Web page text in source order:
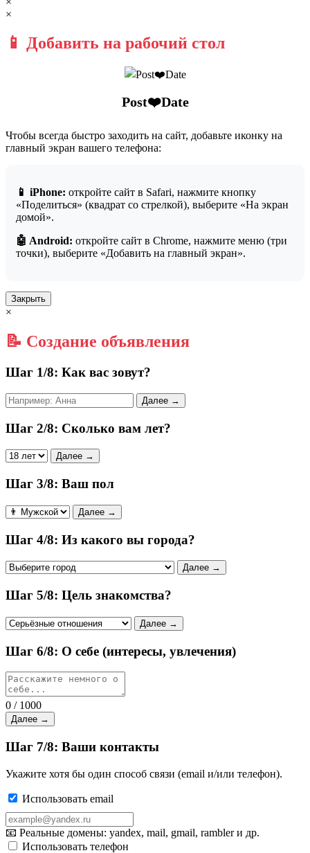
×
📱 Добавить на рабочий стол
Post❤️Date
Чтобы всегда быстро заходить на сайт, добавьте иконку на
главный экран вашего телефона:
📱 iPhone: откройте сайт в Safari, нажмите кнопку
«Поделиться» (квадрат со стрелкой), выберите «На экран
домой».
🤖 Android: откройте сайт в Chrome, нажмите меню (три
точки), выберите «Добавить на главный экран».
Закрыть
×
📝 Создание объявления
Шаг 1/8: Как вас зовут?
Далее →
Шаг 2/8: Сколько вам лет?
Далее →
Шаг 3/8: Ваш пол
Далее →
Шаг 4/8: Из какого вы города?
Далее →
Шаг 5/8: Цель знакомства?
Далее →
Шаг 6/8: О себе (интересы, увлечения)
0 / 1000
Далее →
Шаг 7/8: Ваши контакты
Укажите хотя бы один способ связи (email и/или телефон).
Использовать email
📧 Реальные домены: yandex, mail, gmail, rambler и др.
Использовать телефон